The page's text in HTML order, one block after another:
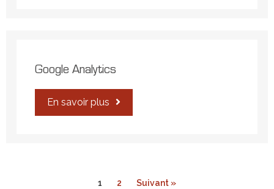
Google Analytics
En savoir plus
1 2 Suivant »